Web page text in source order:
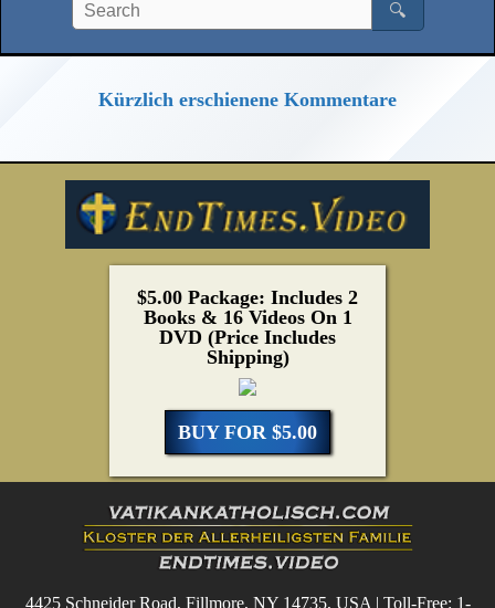
🔍
Kürzlich erschienene Kommentare
$5.00 Package: Includes 2
Books & 16 Videos On 1
DVD (Price Includes
Shipping)
BUY FOR $5.00
4425 Schneider Road, Fillmore, NY 14735, USA | Toll-Free: 1-